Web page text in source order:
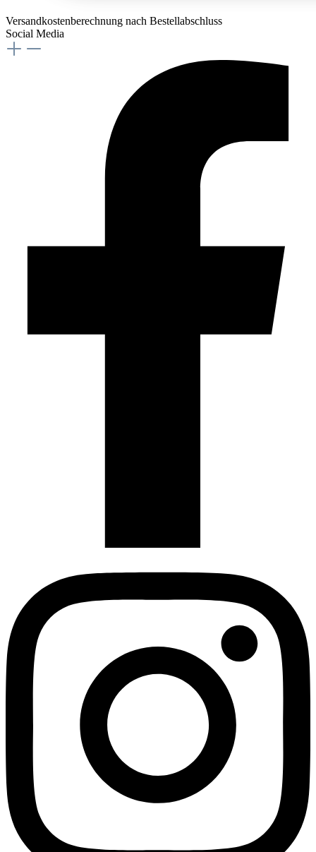
Versandkostenberechnung nach Bestellabschluss
Social Media